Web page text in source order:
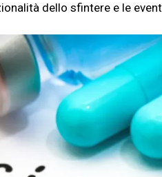
dello sfintere e le